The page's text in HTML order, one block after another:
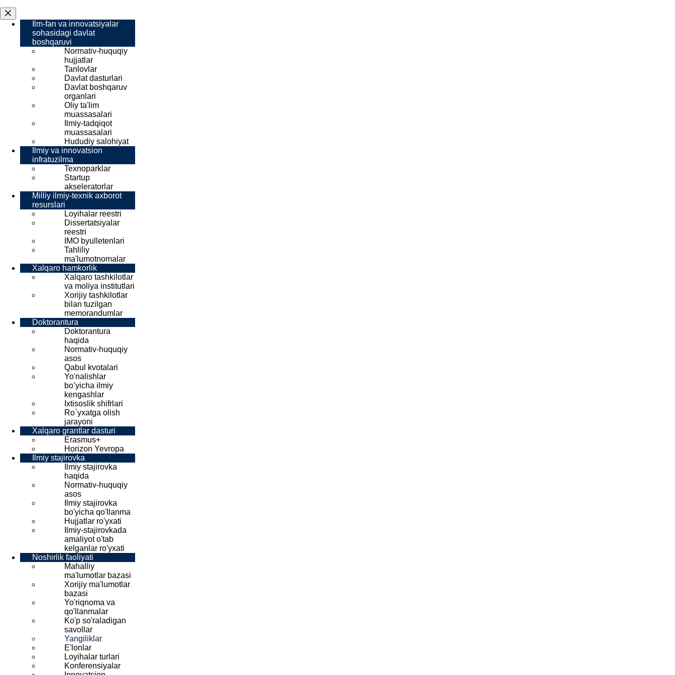
Ilm-fan va innovatsiyalar
sohasidagi davlat
boshqaruvi
Normativ-huquqiy
hujjatlar
Tanlovlar
Davlat dasturlari
Davlat boshqaruv
organlari
Oliy ta'lim
muassasalari
Ilmiy-tadqiqot
muassasalari
Hududiy salohiyat
Ilmiy va innovatsion
infratuzilma
Texnoparklar
Startup
akseleratorlar
Milliy ilmiy-texnik axborot
resurslari
Loyihalar reestri
Dissertatsiyalar
reestri
IMO byulletenlari
Tahliliy
ma'lumotnomalar
Xalqaro hamkorlik
Xalqaro tashkilotlar
va moliya institutlari
Xorijiy tashkilotlar
bilan tuzilgan
memorandumlar
Doktorantura
Doktorantura
haqida
Normativ-huquqiy
asos
Qabul kvotalari
Yo'nalishlar
bo’yicha ilmiy
kengashlar
Ixtisoslik shifrlari
Ro`yxatga olish
jarayoni
Xalqaro grantlar dasturi
Erasmus+
Horizon Yevropa
Ilmiy stajirovka
Ilmiy stajirovka
haqida
Normativ-huquqiy
asos
Ilmiy stajirovka
bo'yicha qo'llanma
Hujjatlar ro'yxati
Ilmiy-stajirovkada
amaliyot o'tab
kelganlar ro'yxati
Noshirlik faoliyati
Mahalliy
ma'lumotlar bazasi
Xorijiy ma'lumotlar
bazasi
Yo'riqnoma va
qo'llanmalar
Ko'p so'raladigan
savollar
Yangiliklar
E'lonlar
Loyihalar turlari
Konferensiyalar